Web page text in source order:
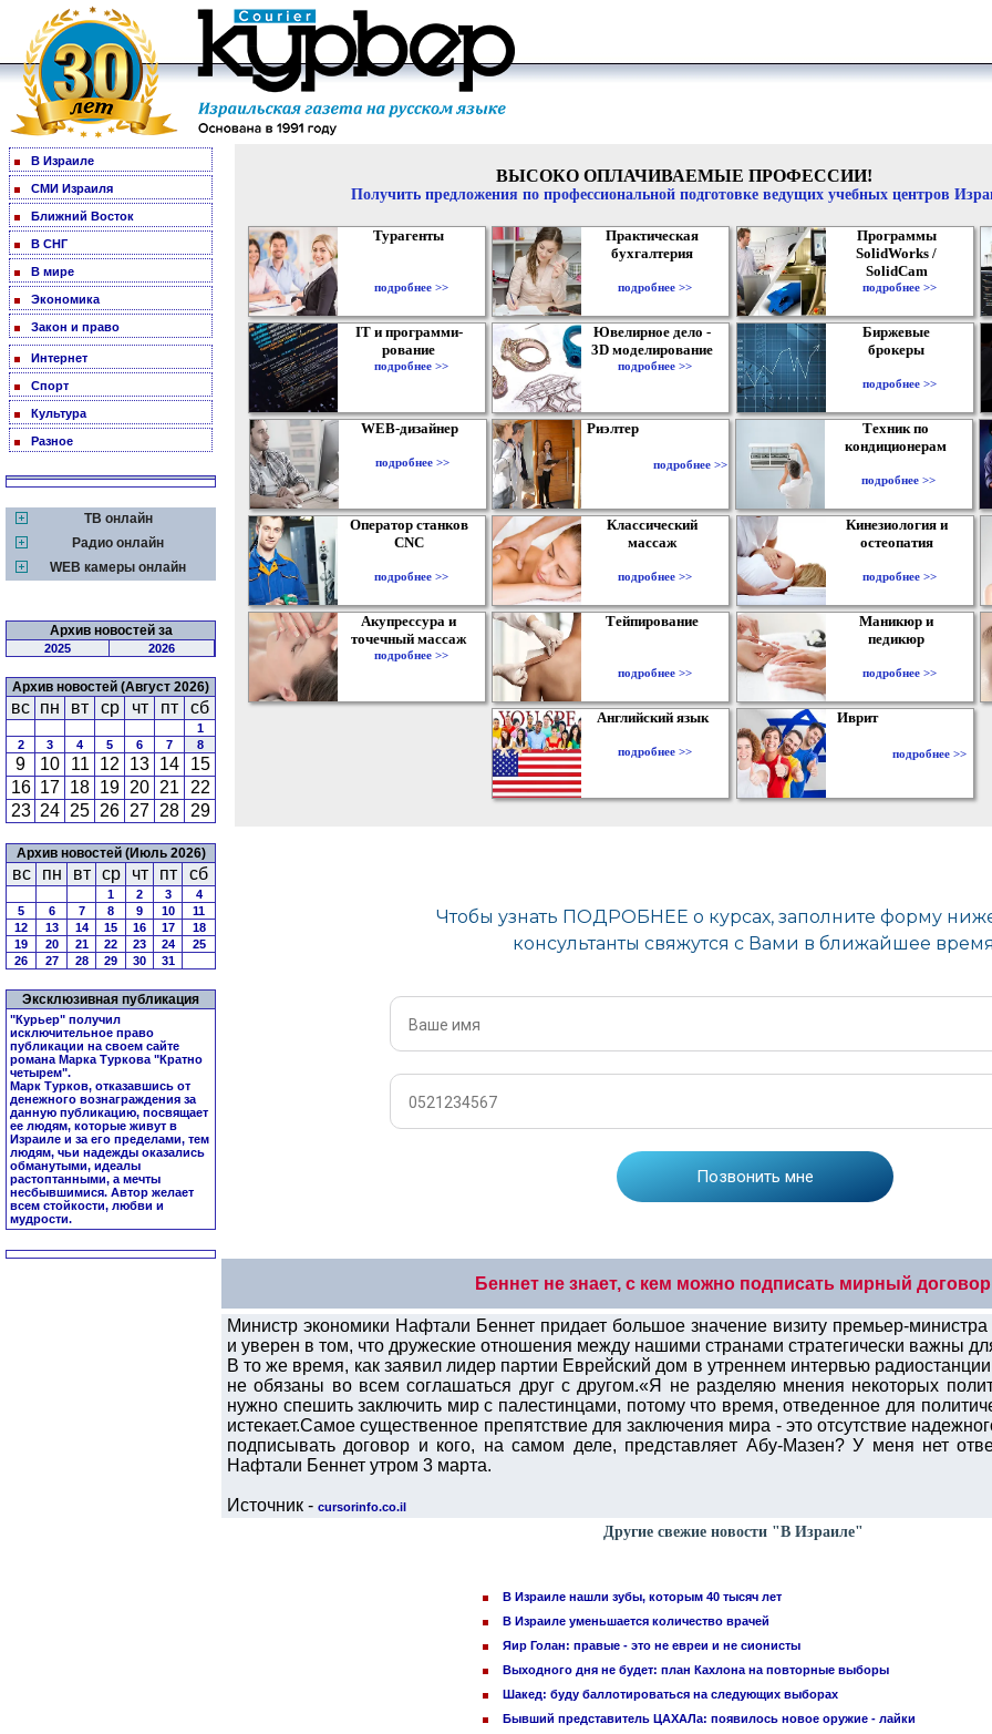
В Израиле
СМИ Израиля
Ближний Восток
В СНГ
В мире
Экономика
Закон и право
Интернет
Спорт
Культура
Разное
ТВ онлайн
Радио онлайн
WEB камеры онлайн
Архив новостей за
2025 2026
Архив новостей (Август 2026)
вс пн вт ср чт пт сб
1
2
3 4 5 6 7 8
9 10 11 12 13 14
15
16 17 18 19 20 21
22
23 24 25 26 27 28 29
Архив новостей (Июль 2026)
вс пн вт ср чт пт сб
1 2 3
4
5
6 7 8 9 10
11
12
13 14 15 16 17
18
19
20 21 22 23 24
25
26
27 28 29 30 31
Эксклюзивная публикация
"Курьер" получил
исключительное право
публикации на своем сайте
романа Марка Туркова "Кратно
четырем".
Марк Турков, отказавшись от
денежного вознаграждения за
данную публикацию, посвящает
ее людям, которые живут в
Израиле и за его пределами, тем
людям, чьи надежды оказались
обманутыми, идеалы
растоптанными, а мечты
несбывшимися. Автор желает
всем стойкости, любви и
мудрости.
ВЫСОКО ОПЛАЧИВАЕМЫЕ ПРОФЕССИИ!
Получить предложения по профессиональной подготовке ведущих учебных центров
Турагенты
подробнее >>
Практическая
бухгалтерия
подробнее >>
Программы
SolidWorks /
SolidCam
подробнее >>
IT и программи-
рование
подробнее >>
Ювелирное дело -
3D моделирование
подробнее >>
Биржевые
брокеры
подробнее >>
WEB-дизайнер
подробнее >>
Риэлтер
подробнее >>
Техник по
кондиционерам
подробнее >>
Оператор станков
CNC
подробнее >>
Классический
массаж
подробнее >>
Кинезиология и
остеопатия
подробнее >>
Акупрессура и
точечный массаж
подробнее >>
Тейпирование
подробнее >>
Маникюр и
педикюр
подробнее >>
Английский язык
подробнее >>
Иврит
подробнее >>
Беннет не знает, с кем можно подписать мирный договор
Министр экономики Нафтали Беннет придает большое значение визиту премьер-
и уверен в том, что дружеские отношения между нашими странами стратегически важны
В то же время, как заявил лидер партии Еврейский дом в утреннем интервью
не обязаны во всем соглашаться друг с другом.«Я не разделяю мнения некоторых
нужно спешить заключить мир с палестинцами, потому что время, отведенное для
истекает.Самое существенное препятствие для заключения мира - это отсутствие
подписывать договор и кого, на самом деле, представляет Абу-Мазен? У меня нет
Нафтали Беннет утром 3 марта.
Источник - cursorinfo.co.il
Другие свежие новости "В Израиле"
В Израиле нашли зубы, которым 40 тысяч лет
В Израиле уменьшается количество врачей
Яир Голан: правые - это не евреи и не сионисты
Выходного дня не будет: план Кахлона на повторные выборы
Шакед: буду баллотироваться на следующих выборах
Бывший представитель ЦАХАЛа: появилось новое оружие - лайки